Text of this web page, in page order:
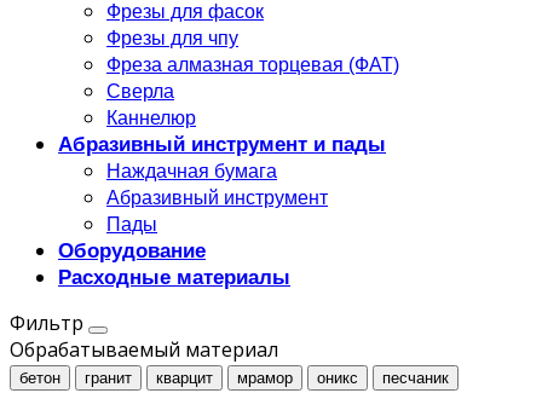
Фрезы для фасок
Фрезы для чпу
Фреза алмазная торцевая (ФАТ)
Сверла
Каннелюр
Абразивный инструмент и пады
Наждачная бумага
Абразивный инструмент
Пады
Оборудование
Расходные материалы
Фильтр
Обрабатываемый материал
бетон гранит кварцит мрамор оникс
песчаник